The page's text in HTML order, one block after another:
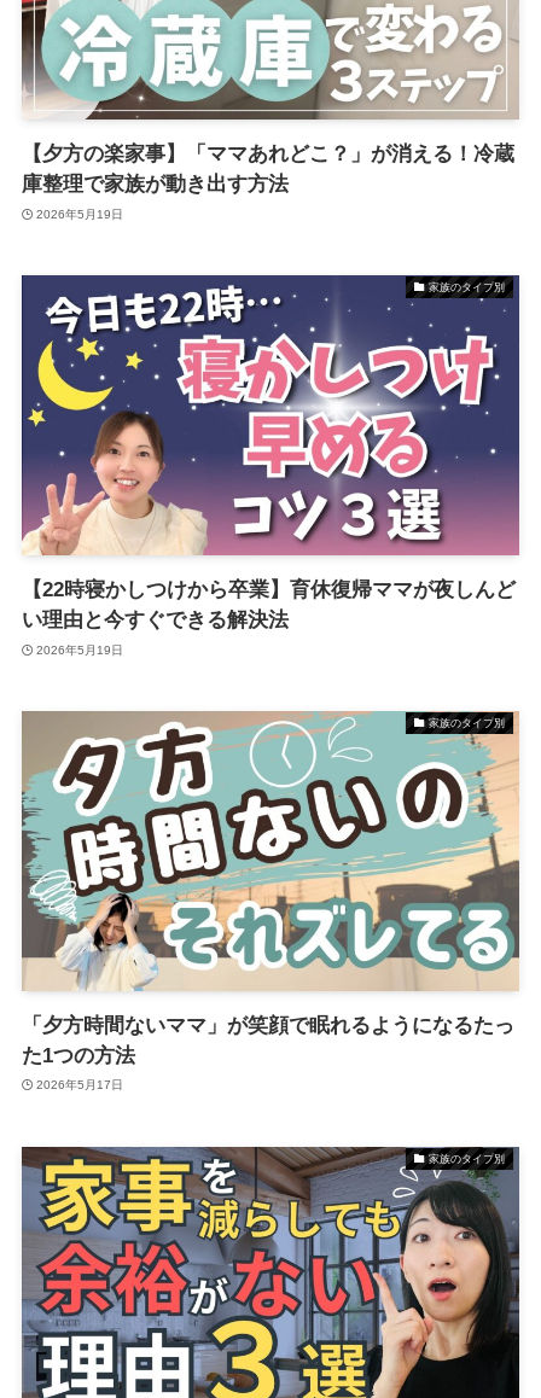
【夕方の楽家事】「ママあれどこ？」が消える！冷蔵
庫整理で家族が動き出す方法
2026年5月19日
家族のタイプ別
【22時寝かしつけから卒業】育休復帰ママが夜しんど
い理由と今すぐできる解決法
2026年5月19日
家族のタイプ別
「夕方時間ないママ」が笑顔で眠れるようになるたっ
た1つの方法
2026年5月17日
家族のタイプ別